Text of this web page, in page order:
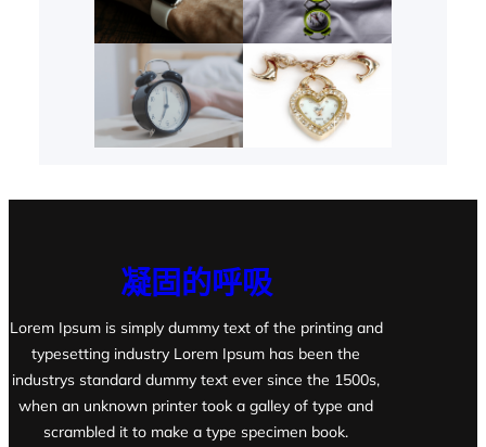
凝固的呼吸
Lorem Ipsum is simply dummy text of the printing and
typesetting industry Lorem Ipsum has been the
industrys standard dummy text ever since the 1500s,
when an unknown printer took a galley of type and
scrambled it to make a type specimen book.